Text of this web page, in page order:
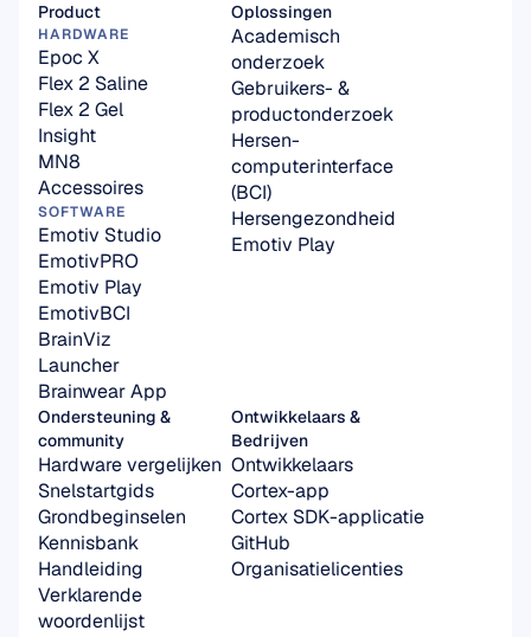
Oplossingen
Academisch
onderzoek
Gebruikers- &
productonderzoek
Hersen-
computerinterface
(BCI)
Hersengezondheid
Emotiv Play
Product
HARDWARE
Epoc X
Flex 2 Saline
Flex 2 Gel
Insight
MN8
Accessoires
SOFTWARE
Emotiv Studio
EmotivPRO
Emotiv Play
EmotivBCI
BrainViz
Launcher
Brainwear App
Ondersteuning &
community
Hardware vergelijken
Snelstartgids
Grondbeginselen
Kennisbank
Handleiding
Verklarende
woordenlijst
Ontwikkelaars &
Bedrijven
Ontwikkelaars
Cortex-app
Cortex SDK-applicatie
GitHub
Organisatielicenties